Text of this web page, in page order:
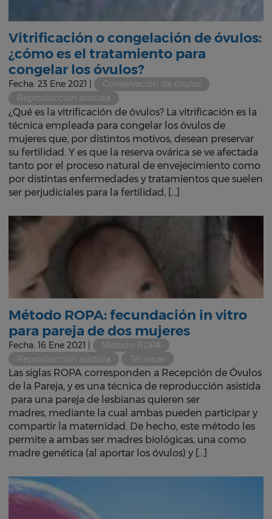
Vitrificación o congelación de óvulos:
¿cómo es el tratamiento para
congelar los óvulos?
Fecha: 23 Ene 2021 |
Conservación de óvulos
Reproducción asistida
¿Qué es la vitrificación de óvulos? La vitrificación es la
técnica empleada para congelar los óvulos de
mujeres que, por distintos motivos, desean preservar
su fertilidad. Y es que la reserva ovárica se ve afectada
tanto por el proceso natural de envejecimiento como
por distintas enfermedades y tratamientos que suelen
ser perjudiciales para la fertilidad, […]
Método ROPA: fecundación in vitro
para pareja de dos mujeres
Fecha: 16 Ene 2021 |
Método ROPA
Reproducción asistida
Técnicas
Las siglas ROPA corresponden a Recepción de Óvulos
de la Pareja, y es una técnica de reproducción asistida
para una pareja de lesbianas quieren ser
madres, mediante la cual ambas pueden participar y
compartir la maternidad. De hecho, este método les
permite a ambas ser madres biológicas, una como
madre genética (al aportar los óvulos) y […]